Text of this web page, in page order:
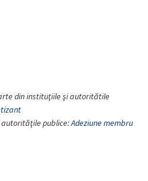
din instituţiile şi autoritătile
publice:Adeziune membru